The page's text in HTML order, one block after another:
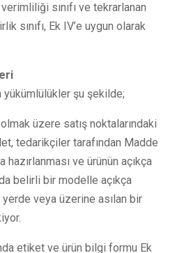
sınıfı ve tekrarlanan
sınıfı, Ek IV’e uygun olarak
yükümlülükler şu şekilde;
üzere satış noktalarındaki
tedarikçiler tarafından Madde
hazırlanması ve ürünün açıkça
belirli bir modelle açıkça
veya üzerine asılan bir
etiket ve ürün bilgi formu Ek